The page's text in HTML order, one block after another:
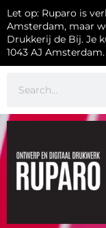
Let op: Ruparo is
Amsterdam, maar
Drukkerij de Bij. Je
1043 AJ Amsterdam.